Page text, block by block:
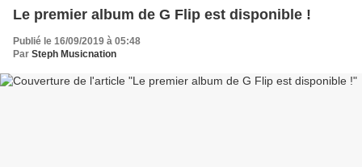
Le premier album de G Flip est disponible !
Publié le 16/09/2019 à 05:48
Par Steph Musicnation